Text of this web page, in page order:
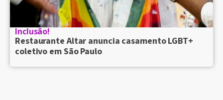
Inclusão!
Restaurante Altar anuncia casamento LGBT+
coletivo em São Paulo